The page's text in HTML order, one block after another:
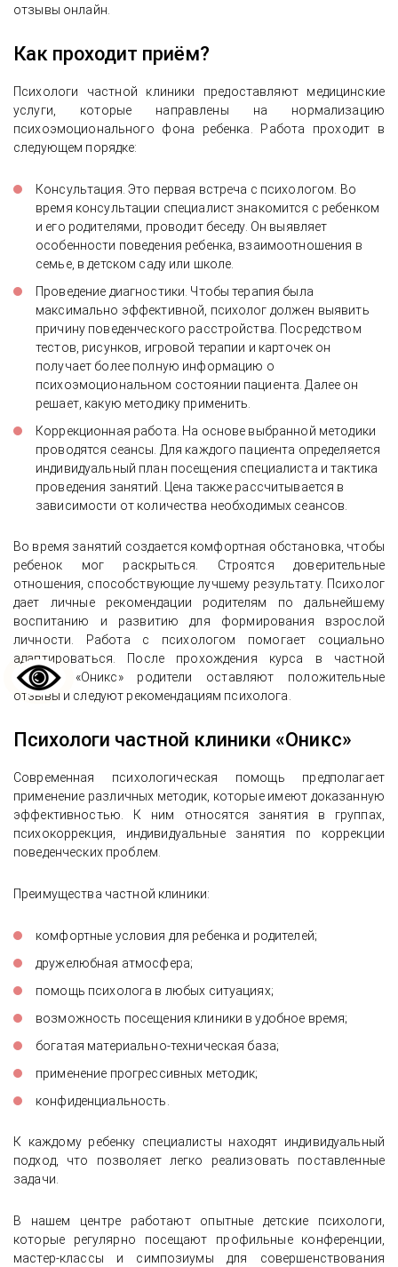
отзывы онлайн.
Как проходит приём?
Психологи частной клиники предоставляют медицинские
услуги, которые направлены на нормализацию
психоэмоционального фона ребенка. Работа проходит в
следующем порядке:
Консультация. Это первая встреча с психологом. Во
время консультации специалист знакомится с ребенком
и его родителями, проводит беседу. Он выявляет
особенности поведения ребенка, взаимоотношения в
семье, в детском саду или школе.
Проведение диагностики. Чтобы терапия была
максимально эффективной, психолог должен выявить
причину поведенческого расстройства. Посредством
тестов, рисунков, игровой терапии и карточек он
получает более полную информацию о
психоэмоциональном состоянии пациента. Далее он
решает, какую методику применить.
Коррекционная работа. На основе выбранной методики
проводятся сеансы. Для каждого пациента определяется
индивидуальный план посещения специалиста и тактика
проведения занятий. Цена также рассчитывается в
зависимости от количества необходимых сеансов.
Во время занятий создается комфортная обстановка, чтобы
ребенок мог раскрыться. Строятся доверительные
отношения, способствующие лучшему результату. Психолог
дает личные рекомендации родителям по дальнейшему
воспитанию и развитию для формирования взрослой
личности. Работа с психологом помогает социально
адаптироваться. После прохождения курса в частной
клинике «Оникс» родители оставляют положительные
отзывы и следуют рекомендациям психолога.
Психологи частной клиники «Оникс»
Современная психологическая помощь предполагает
применение различных методик, которые имеют доказанную
эффективностью. К ним относятся занятия в группах,
психокоррекция, индивидуальные занятия по коррекции
поведенческих проблем.
Преимущества частной клиники:
комфортные условия для ребенка и родителей;
дружелюбная атмосфера;
помощь психолога в любых ситуациях;
возможность посещения клиники в удобное время;
богатая материально-техническая база;
применение прогрессивных методик;
конфиденциальность.
К каждому ребенку специалисты находят индивидуальный
подход, что позволяет легко реализовать поставленные
задачи.
В нашем центре работают опытные детские психологи,
которые регулярно посещают профильные конференции,
мастер-классы и симпозиумы для совершенствования